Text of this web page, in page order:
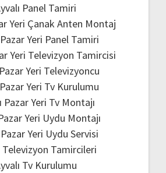
Panel Tamiri
Yeri Çanak Anten Montaj
Yeri Panel Tamiri
Yeri Televizyon Tamircisi
Yeri Televizyoncu
Yeri Tv Kurulumu
Pazar Yeri Tv Montajı
Yeri Uydu Montajı
Yeri Uydu Servisi
Televizyon Tamircileri
Tv Kurulumu